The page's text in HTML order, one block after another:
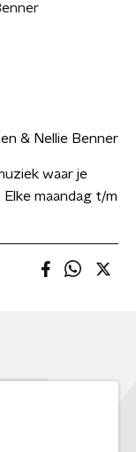
& Nellie Benner
waar je
maandag t/m